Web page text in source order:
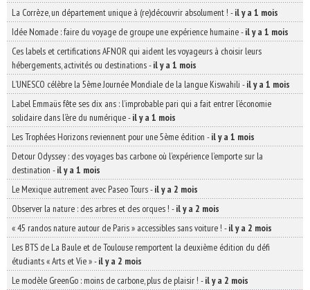
La Corrèze, un département unique à (re)découvrir absolument ! -il y a 1 mois
Idée Nomade : faire du voyage de groupe une expérience humaine-il y a 1 mois
Ces labels et certifications AFNOR qui aident les voyageurs à choisir leurs
hébergements, activités ou destinations-il y a 1 mois
L’UNESCO célèbre la 5ème Journée Mondiale de la langue Kiswahili -il y a 1 mois
Label Emmaüs fête ses dix ans : l’improbable pari qui a fait entrer l’économie
solidaire dans l’ère du numérique-il y a 1 mois
Les Trophées Horizons reviennent pour une 5ème édition -il y a 1 mois
Detour Odyssey : des voyages bas carbone où l’expérience l’emporte sur la
destination -il y a 1 mois
Le Mexique autrement avec Paseo Tours-il y a 2 mois
Observer la nature : des arbres et des orques ! -il y a 2 mois
« 45 randos nature autour de Paris » accessibles sans voiture ! -il y a 2 mois
Les BTS de La Baule et de Toulouse remportent la deuxième édition du défi
étudiants « Arts et Vie »-il y a 2 mois
Le modèle GreenGo : moins de carbone, plus de plaisir ! -il y a 2 mois